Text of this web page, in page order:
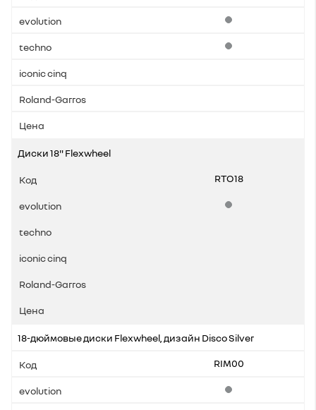
Стандартная
Стандартная
Диски 18" Flexwheel
RTO18
Стандартная
18-дюймовые диски Flexwheel, дизайн Disco Silver
RIM00
Стандартная